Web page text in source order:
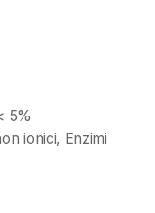
5%
ionici, Enzimi